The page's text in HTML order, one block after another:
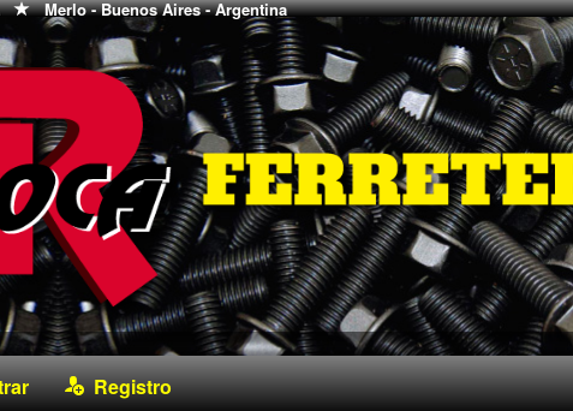
Merlo - Buenos Aires - Argentina
Registro